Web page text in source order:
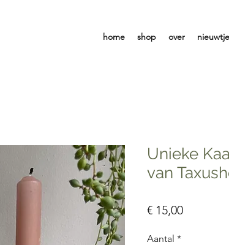
home shop over
Unieke
van
€ 15,00Prijs
Aantal *